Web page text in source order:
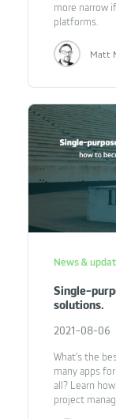
more narrow
platforms.
Matt
News &
Single-
solutions.
2021-08-06
What's the
many apps
all? Learn
project